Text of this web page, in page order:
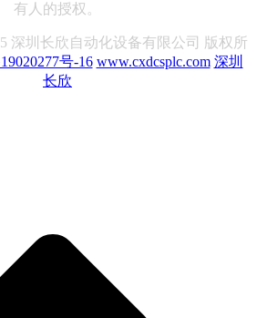
有人的授权。
深圳长欣自动化设备有限公司 版权所
号-16 www.cxdcsplc.com 深圳
长欣